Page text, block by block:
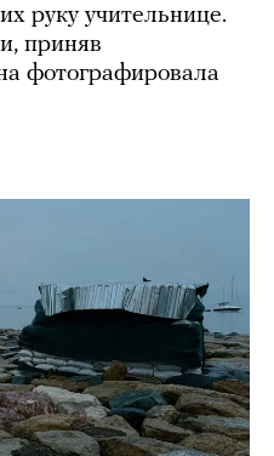
руку учительнице.
приняв
фотографировала